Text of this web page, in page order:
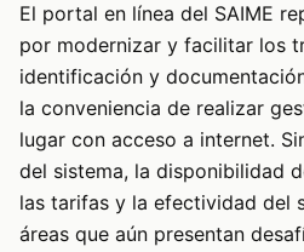
El portal en línea del SAIME
por modernizar y facilitar los
identificación y
la conveniencia de realizar
lugar con acceso a internet.
del sistema, la disponibilidad
las tarifas y la efectividad del
áreas que aún presentan